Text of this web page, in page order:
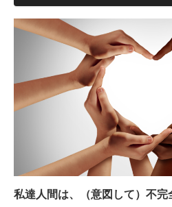
私達人間は、（意図して）不